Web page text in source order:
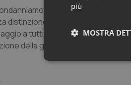
in silenzio questo
distinzione di pensiero,
a tutti quei sanitari, che con
della guerra.
più
MOSTRA